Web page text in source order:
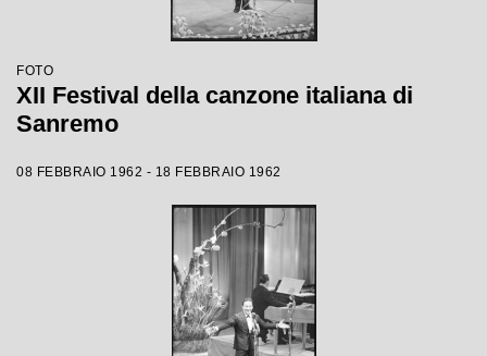
FOTO
XII Festival della canzone italiana di
Sanremo
08 FEBBRAIO 1962 - 18 FEBBRAIO 1962